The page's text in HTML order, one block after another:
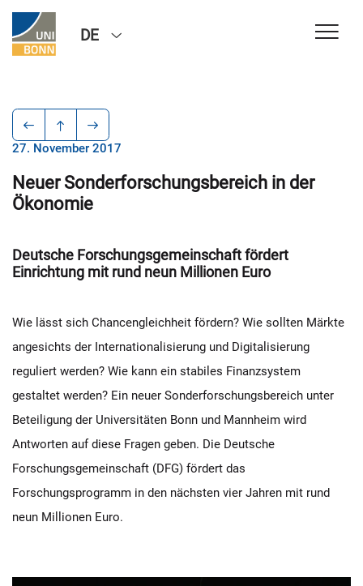
DE
27. November 2017
Neuer Sonderforschungsbereich in der
Ökonomie
Deutsche Forschungsgemeinschaft fördert
Einrichtung mit rund neun Millionen Euro
Wie lässt sich Chancengleichheit fördern? Wie sollten Märkte
angesichts der Internationalisierung und Digitalisierung
reguliert werden? Wie kann ein stabiles Finanzsystem
gestaltet werden? Ein neuer Sonderforschungsbereich unter
Beteiligung der Universitäten Bonn und Mannheim wird
Antworten auf diese Fragen geben. Die Deutsche
Forschungsgemeinschaft (DFG) fördert das
Forschungsprogramm in den nächsten vier Jahren mit rund
neun Millionen Euro.